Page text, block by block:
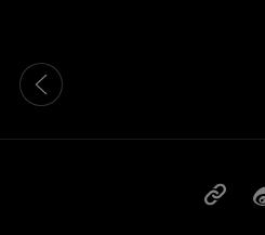
这是带有可以左右移动幻灯片